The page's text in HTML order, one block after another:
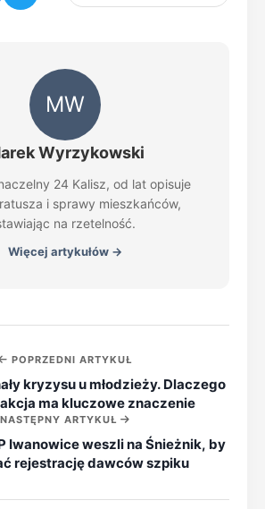
MW
Wyrzykowski
24 Kalisz, od lat opisuje
i sprawy mieszkańców,
na rzetelność.
Więcej artykułów →
POPRZEDNI ARTYKUŁ
kryzysu u młodzieży. Dlaczego
ma kluczowe znaczenie
NASTĘPNY ARTYKUŁ
Iwanowice weszli na Śnieżnik, by
rejestrację dawców szpiku